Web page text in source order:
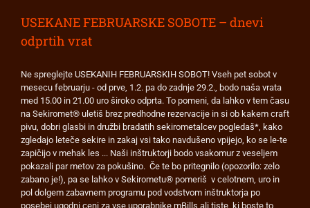
USEKANE FEBRUARSKE SOBOTE – dnevi
odprtih vrat
Ne spreglejte USEKANIH FEBRUARSKIH SOBOT! Vseh pet sobot v
mesecu februarju - od prve, 1.2. pa do zadnje 29.2., bodo naša vrata
med 15.00 in 21.00 uro široko odprta. To pomeni, da lahko v tem času
na Sekiromet® uletiš brez predhodne rezervacije in si ob kakem craft
pivu, dobri glasbi in družbi bradatih sekirometalcev pogledaš*, kako
zgledajo leteče sekire in zakaj vsi tako navdušeno vpijejo, ko se le-te
zapičijo v mehak les ... Naši inštruktorji bodo vsakomur z veseljem
pokazali par metov za pokušino. Če te bo pritegnilo (opozorilo: zelo
zabano je!), pa se lahko v Sekirometu® pomeriš v celotnem, uro in
pol dolgem zabavnem programu pod vodstvom inštruktorja po
posebej ugodni ceni za vse uporabnike mBills ali tiste, ki boste to